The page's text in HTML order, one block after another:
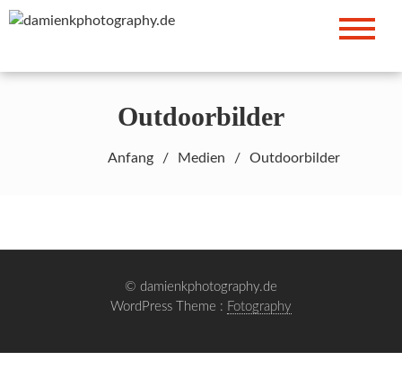
Zum
Outdoorbilder
Anfang Medien Outdoorbilder
© damienkphotography.de
WordPress Theme : Fotography